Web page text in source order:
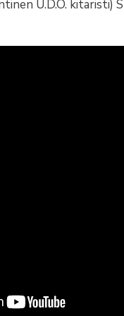
U.D.O. kitaristi)